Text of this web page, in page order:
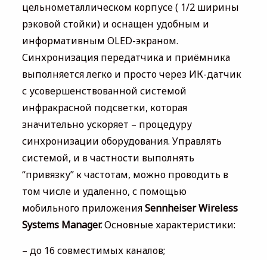
цельнометаллическом корпусе ( 1/2 ширины
рэковой стойки) и оснащен удобным и
информативным OLED-экраном.
Синхронизация передатчика и приёмника
выполняется легко и просто через ИК-датчик
с усовершенствованной системой
инфракрасной подсветки, которая
значительно ускоряет – процедуру
синхронизации оборудования. Управлять
системой, и в частности выполнять
“привязку” к частотам, можно проводить в
том числе и удаленно, с помощью
мобильного приложенияSennheiser Wireless
Systems Manager.Основные характеристики:
– до 16 совместимых каналов;